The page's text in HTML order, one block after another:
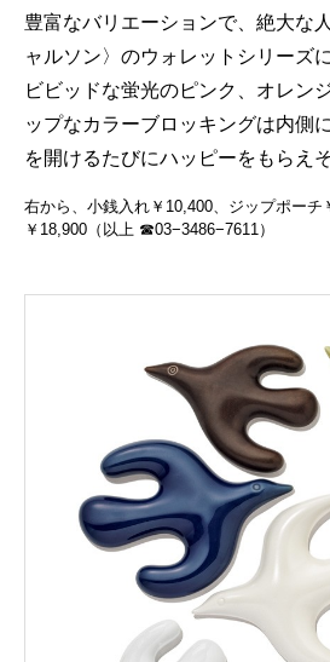
豊富なバリエーションで、絶大な
ャルソン〉のウォレットシリーズ
ビビッドな蛍光のピンク、オレン
ップなカラーブロッキングは内側
を開けるたびにハッピーをもらえ
右から、小銭入れ￥10,400、ジップポーチ
￥18,900（以上 ☎03−3486−7611）